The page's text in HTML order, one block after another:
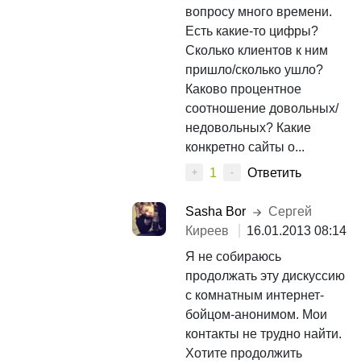
вопросу много времени.
Есть какие-то цифры?
Сколько клиентов к ним
пришло/сколько ушло?
Каково процентное
соотношение довольных/
недовольных? Какие
конкретно сайты о...
+ 1 - Ответить
Sasha Bor
Сергей
Киреев
16.01.2013 08:14
Я не собираюсь
продолжать эту дискуссию
с комнатным интернет-
бойцом-анонимом. Мои
контакты не трудно найти.
Хотите продолжить